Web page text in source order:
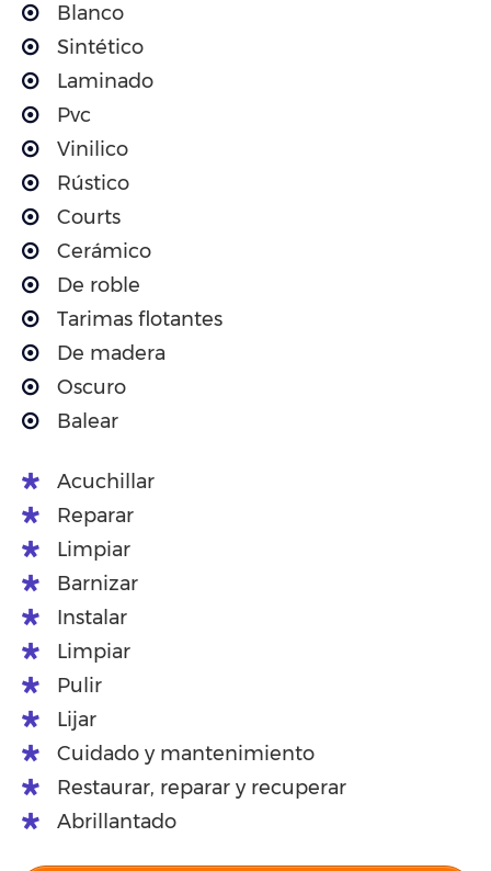
Blanco
Sintético
Laminado
Pvc
Vinilico
Rústico
Courts
Cerámico
De roble
Tarimas flotantes
De madera
Oscuro
Balear
Acuchillar
Reparar
Limpiar
Barnizar
Instalar
Limpiar
Pulir
Lijar
Cuidado y mantenimiento
Restaurar, reparar y recuperar
Abrillantado